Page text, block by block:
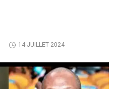
14 JUILLET 2024